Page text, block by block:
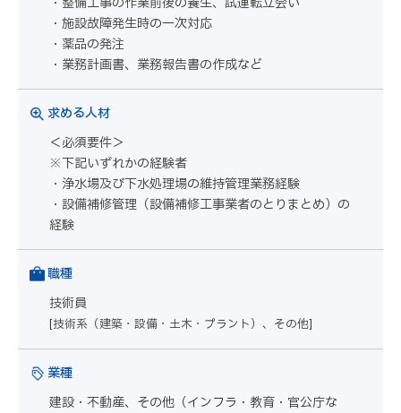
・施設故障発生時の一次対応
・薬品の発注
・業務計画書、業務報告書の作成など
求める人材
＜必須要件＞
※下記いずれかの経験者
・浄水場及び下水処理場の維持管理業務経験
・設備補修管理（設備補修工事業者のとりまとめ）の
経験
職種
技術員
[技術系（建築・設備・土木・プラント）、その他]
業種
建設・不動産、その他（インフラ・教育・官公庁な